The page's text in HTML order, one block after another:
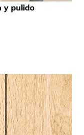
y pulido